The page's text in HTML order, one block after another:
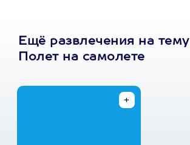
Ещё развлечения на тему
Полет на самолете